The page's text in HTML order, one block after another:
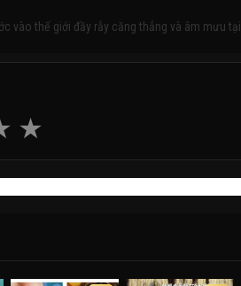
vào thế giới đầy rẫy căng thẳng và âm mưu tại